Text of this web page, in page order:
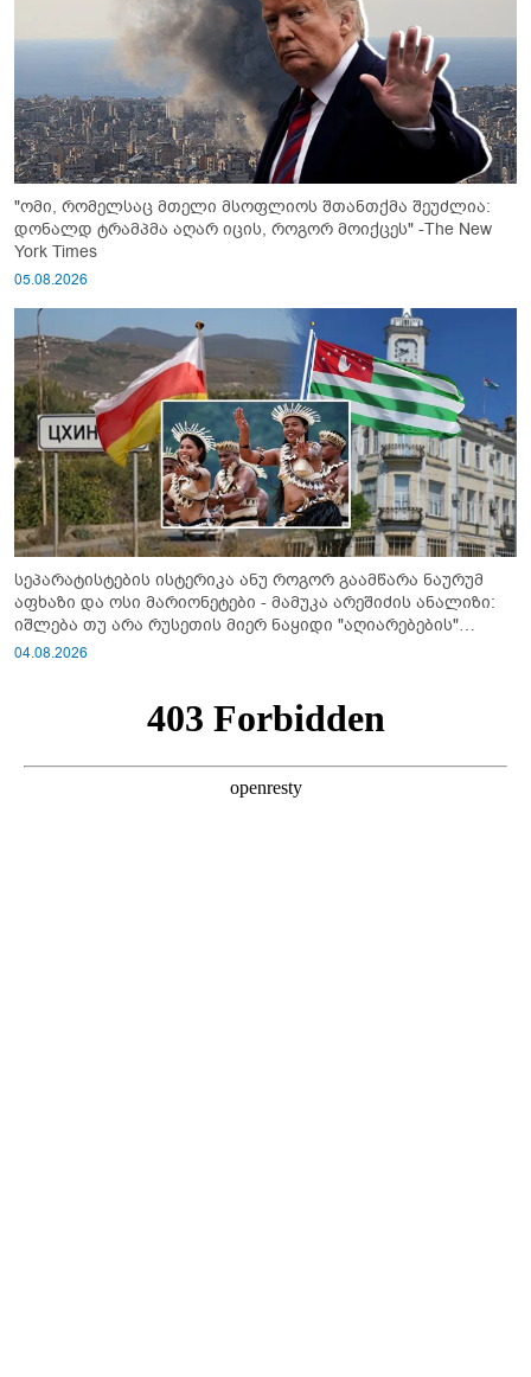
"ომი, რომელსაც მთელი მსოფლიოს შთანთქმა შეუძლია:
დონალდ ტრამპმა აღარ იცის, როგორ მოიქცეს" -The New
York Times
05.08.2026
სეპარატისტების ისტერიკა ანუ როგორ გაამწარა ნაურუმ
აფხაზი და ოსი მარიონეტები - მამუკა არეშიძის ანალიზი:
იშლება თუ არა რუსეთის მიერ ნაყიდი "აღიარებების"
სისტემა?!
04.08.2026